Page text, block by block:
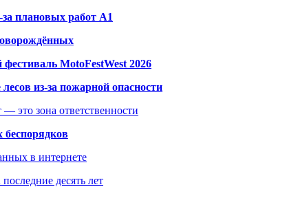
плановых работ A1
MotoFestWest 2026
из-за пожарной опасности
это зона ответственности
в интернете
десять лет